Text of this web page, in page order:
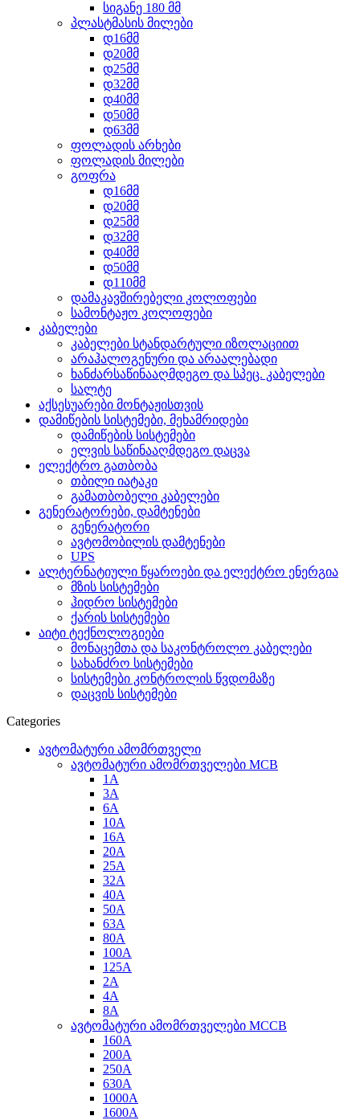
სიგანე 180 მმ
პლასტმასის მილები
დ16მმ
დ20მმ
დ25მმ
დ32მმ
დ40მმ
დ50მმ
დ63მმ
ფოლადის არხები
ფოლადის მილები
გოფრა
დ16მმ
დ20მმ
დ25მმ
დ32მმ
დ40მმ
დ50მმ
დ110მმ
დამაკავშირებელი კოლოფები
სამონტაჟო კოლოფები
კაბელები
კაბელები სტანდარტული იზოლაციით
არაჰალოგენური და არაალებადი
ხანძარსაწინააღმდეგო და სპეც. კაბელები
სალტე
აქსესუარები მონტაჟისთვის
დამიწების სისტემები, მეხამრიდები
დამიწების სისტემები
ელვის საწინააღმდეგო დაცვა
ელექტრო გათბობა
თბილი იატაკი
გამათბობელი კაბელები
გენერატორები, დამტენები
გენერატორი
ავტომობილის დამტენები
UPS
ალტერნატიული წყაროები და ელექტრო ენერგია
მზის სისტემები
ჰიდრო სისტემები
ქარის სისტემები
აიტი ტექნოლოგიები
მონაცემთა და საკონტროლო კაბელები
სახანძრო სისტემები
სისტემები კონტროლის წვდომაზე
დაცვის სისტემები
Categories
ავტომატური ამომრთველი
ავტომატური ამომრთველები MCB
1A
3A
6A
10A
16A
20A
25А
32A
40A
50A
63A
80A
100A
125A
2A
4A
8A
ავტომატური ამომრთველები MCCB
160A
200A
250A
630A
1000A
1600A